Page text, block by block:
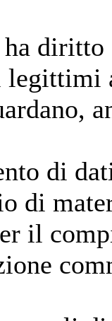
ha
di
di
il